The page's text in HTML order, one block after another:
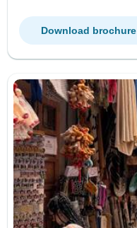
Download brochure